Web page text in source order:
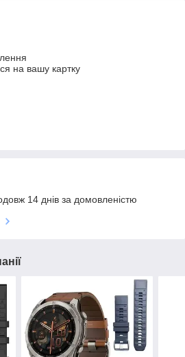
на вашу картку
14 днів за домовленістю